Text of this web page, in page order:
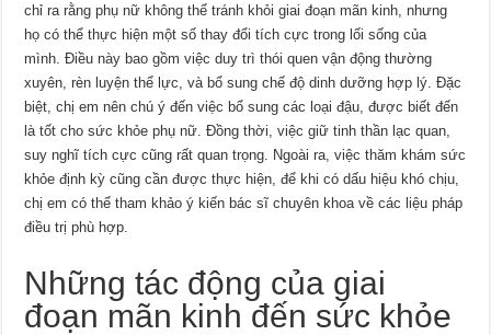
chỉ ra rằng phụ nữ không thể tránh khỏi giai đoạn mãn kinh, nhưng
họ có thể thực hiện một số thay đổi tích cực trong lối sống của
mình. Điều này bao gồm việc duy trì thói quen vận động thường
xuyên, rèn luyện thể lực, và bổ sung chế độ dinh dưỡng hợp lý. Đặc
biệt, chị em nên chú ý đến việc bổ sung các loại đậu, được biết đến
là tốt cho sức khỏe phụ nữ. Đồng thời, việc giữ tinh thần lạc quan,
suy nghĩ tích cực cũng rất quan trọng. Ngoài ra, việc thăm khám sức
khỏe định kỳ cũng cần được thực hiện, để khi có dấu hiệu khó chịu,
chị em có thể tham khảo ý kiến bác sĩ chuyên khoa về các liệu pháp
điều trị phù hợp.
Những tác động của giai
đoạn mãn kinh đến sức khỏe